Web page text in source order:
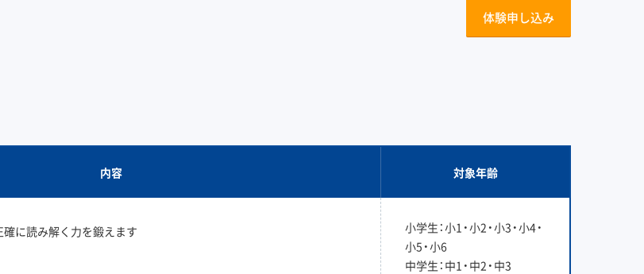
体験申し込み
内容 対象年齢
確に読み解く力を鍛えます
小学生：小1・小2・小3・小4・
小5・小6
中学生：中1・中2・中3